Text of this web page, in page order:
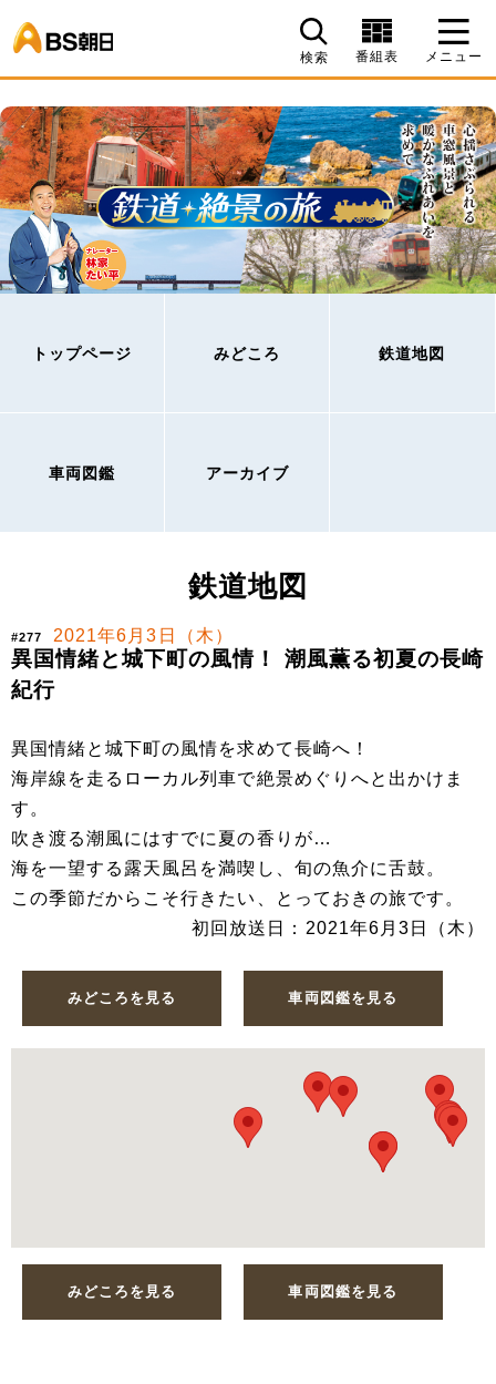
検索 番組表 メニュー
トップページ みどころ 鉄道地図
車両図鑑 アーカイブ
鉄道地図
#277 2021年6月3日（木）
異国情緒と城下町の風情！ 潮風薫る初夏の長崎
紀行
異国情緒と城下町の風情を求めて長崎へ！
海岸線を走るローカル列車で絶景めぐりへと出かけま
す。
吹き渡る潮風にはすでに夏の香りが…
海を一望する露天風呂を満喫し、旬の魚介に舌鼓。
この季節だからこそ行きたい、とっておきの旅です。
初回放送日：2021年6月3日（木）
みどころを見る 車両図鑑を見る
みどころを見る 車両図鑑を見る